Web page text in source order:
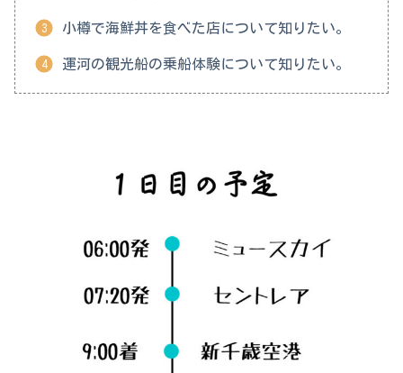
小樽で海鮮丼を食べた店について知りたい。
運河の観光船の乗船体験について知りたい。